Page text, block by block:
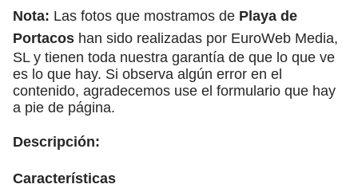
Nota: Las fotos que mostramos de Playa de
Portacos han sido realizadas por EuroWeb Media,
SL y tienen toda nuestra garantía de que lo que ve
es lo que hay. Si observa algún error en el
contenido, agradecemos use el formulario que hay
a pie de página.
Descripción:
Características